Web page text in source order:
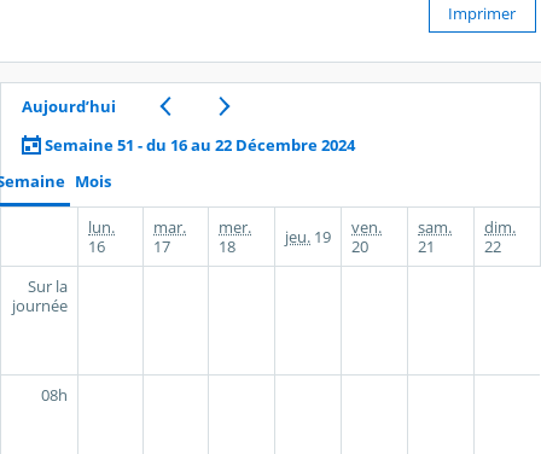
Imprimer
Aujourd’hui
Semaine 51 - du 16 au 22 Décembre 2024
Mois
lun.
16
mar.
17
mer.
18
jeu. 19
ven.
20
sam.
21
dim.
22
Sur la
journée
08h